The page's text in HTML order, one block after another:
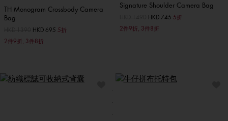
TH Monogram Crossbody Camera
Bag
至HKD 695 5折
2件9折, 3件8折
Signature Shoulder Camera Bag
至HKD 745 5折
2件9折, 3件8折